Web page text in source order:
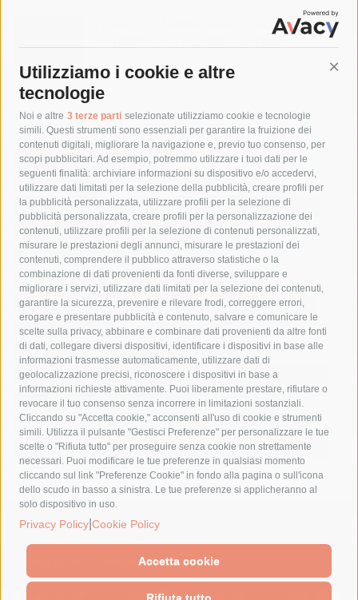
Utilizziamo i cookie e altre
tecnologie
Noi e altre 3 terze parti selezionate utilizziamo cookie e tecnologie
simili. Questi strumenti sono essenziali per garantire la fruizione dei
contenuti digitali, migliorare la navigazione e, previo tuo consenso, per
scopi pubblicitari. Ad esempio, potremmo utilizzare i tuoi dati per le
seguenti finalità: archiviare informazioni su dispositivo e/o accedervi,
utilizzare dati limitati per la selezione della pubblicità, creare profili per
la pubblicità personalizzata, utilizzare profili per la selezione di
pubblicità personalizzata, creare profili per la personalizzazione dei
contenuti, utilizzare profili per la selezione di contenuti personalizzati,
misurare le prestazioni degli annunci, misurare le prestazioni dei
contenuti, comprendere il pubblico attraverso statistiche o la
combinazione di dati provenienti da fonti diverse, sviluppare e
migliorare i servizi, utilizzare dati limitati per la selezione dei contenuti,
garantire la sicurezza, prevenire e rilevare frodi, correggere errori,
erogare e presentare pubblicità e contenuto, salvare e comunicare le
scelte sulla privacy, abbinare e combinare dati provenienti da altre fonti
di dati, collegare diversi dispositivi, identificare i dispositivi in base alle
informazioni trasmesse automaticamente, utilizzare dati di
geolocalizzazione precisi, riconoscere i dispositivi in base a
informazioni richieste attivamente. Puoi liberamente prestare, rifiutare o
revocare il tuo consenso senza incorrere in limitazioni sostanziali.
Cliccando su "Accetta cookie," acconsenti all'uso di cookie e strumenti
simili. Utilizza il pulsante "Gestisci Preferenze" per personalizzare le tue
scelte o "Rifiuta tutto" per proseguire senza cookie non strettamente
necessari. Puoi modificare le tue preferenze in qualsiasi momento
cliccando sul link "Preferenze Cookie" in fondo alla pagina o sull'icona
dello scudo in basso a sinistra. Le tue preferenze si applicheranno al
solo dispositivo in uso.
Privacy Policy Cookie Policy
Accetta cookie
Traffico da bollino nero, statale
Sorrentina sorvegliata speciale
Tag
acqua allerta meteo
anas
area marina protetta di punta campanella
arresto
Asl Napoli 3 sud
capitaneria di porto capri
carabinieri
castellammare di stabia
circumvesuviana
comune di sorrento
concerto
contagi
costiera amalfitana
covid-19 eav
elezioni
fondazione sorrento
gori guardia costiera
incidente
lavori
lorenzo balducelli mare
massa lubrense
massimo coppola
Meta napoli
ordinanza
penisola sorrentina
piano di sorrento
polizia municipale
protezione civile
Regione Campania
sant'agnello
sindaco cuomo
sorrento studenti temporali
treni
turismo
Vico Equense villa fiorentino vincenzo de luca
© 2015 SorrentoPress. All rights reserved.
Il giornale online della Penisola Sorrentina
Cookie Policy